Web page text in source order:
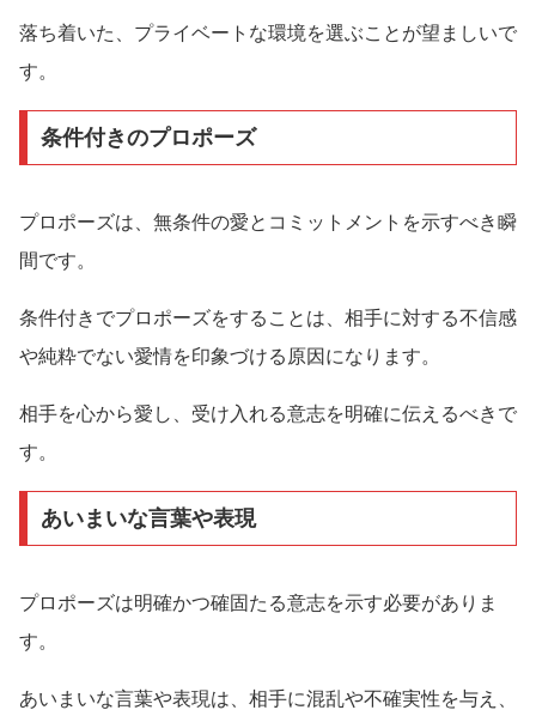
落ち着いた、プライベートな環境を選ぶことが望ましいで
す。
条件付きのプロポーズ
プロポーズは、無条件の愛とコミットメントを示すべき瞬
間です。
条件付きでプロポーズをすることは、相手に対する不信感
や純粋でない愛情を印象づける原因になります。
相手を心から愛し、受け入れる意志を明確に伝えるべきで
す。
あいまいな言葉や表現
プロポーズは明確かつ確固たる意志を示す必要がありま
す。
あいまいな言葉や表現は、相手に混乱や不確実性を与え、